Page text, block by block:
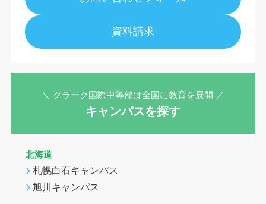
資料請求
＼ クラーク国際中等部は全国に教育を展開 ／
キャンパスを探す
北海道
札幌白石キャンパス
旭川キャンパス